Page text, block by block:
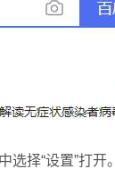
择“设置”打开。